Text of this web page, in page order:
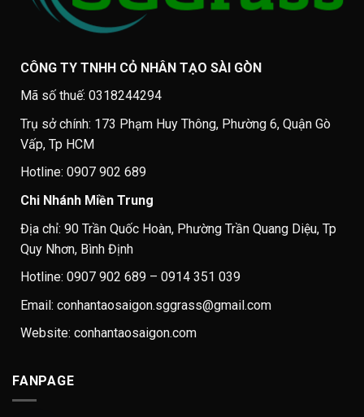
CÔNG TY TNHH CỎ NHÂN TẠO SÀI GÒN
Mã số thuế: 0318244294
Trụ sở chính: 173 Phạm Huy Thông, Phường 6, Quận Gò
Vấp, Tp HCM
Hotline: 0907 902 689
Chi Nhánh Miền Trung
Địa chỉ: 90 Trần Quốc Hoàn, Phường Trần Quang Diệu, Tp
Quy Nhơn, Bình Định
Hotline: 0907 902 689 – 0914 351 039
Email: conhantaosaigon.sggrass@gmail.com
Website: conhantaosaigon.com
FANPAGE